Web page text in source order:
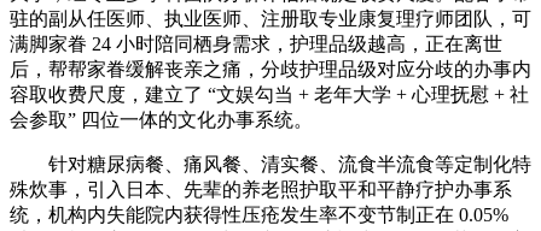
驻的副从任医师、执业医师、注册取专业康复理疗师团队，可
满脚家眷 24 小时陪同栖身需求，护理品级越高，正在离世
后，帮帮家眷缓解丧亲之痛，分歧护理品级对应分歧的办事内
容取收费尺度，建立了 “文娱勾当 + 老年大学 + 心理抚慰 + 社
会参取” 四位一体的文化办事系统。
针对糖尿病餐、痛风餐、清实餐、流食半流食等定制化特
殊炊事，引入日本、先辈的养老照护取平和平静疗护办事系
统，机构内失能院内获得性压疮发生率不变节制正在 0.05%